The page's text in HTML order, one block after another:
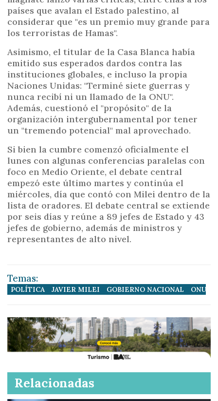
países que avalan el Estado palestino, al
considerar que "es un premio muy grande para
los terroristas de Hamas".
Asimismo, el titular de la Casa Blanca había
emitido sus esperados dardos contra las
instituciones globales, e incluso la propia
Naciones Unidas: "Terminé siete guerras y
nunca recibí ni un llamado de la ONU".
Además, cuestionó el "propósito" de la
organización intergubernamental por tener
un "tremendo potencial" mal aprovechado.
Si bien la cumbre comenzó oficialmente el
lunes con algunas conferencias paralelas con
foco en Medio Oriente, el debate central
empezó este último martes y continúa el
miércoles, día que contó con Milei dentro de la
lista de oradores. El debate central se extiende
por seis días y reúne a 89 jefes de Estado y 43
jefes de gobierno, además de ministros y
representantes de alto nivel.
Temas:
POLÍTICA JAVIER MILEI GOBIERNO NACIONAL ONU
Relacionadas